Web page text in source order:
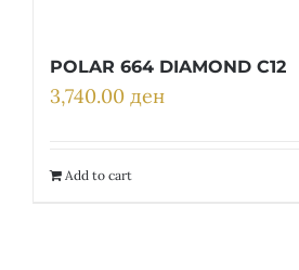
POLAR 664 DIAMOND C12
3,740.00 ден
Add to cart